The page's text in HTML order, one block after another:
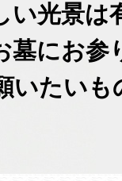
い光景は
墓にお参
いたい